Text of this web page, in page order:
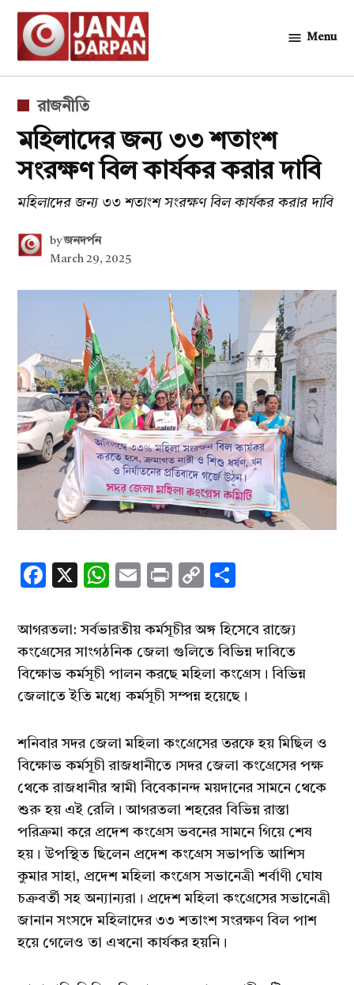
Skip
content
Menu
POSTED
IN
রাজনীতি
মহিলাদের জন্য ৩৩ শতাংশ
সংরক্ষণ বিল কার্যকর করার দাবি
মহিলাদের জন্য ৩৩ শতাংশ সংরক্ষণ বিল কার্যকর করার দাবি
by জনদর্পন
March 29, 2025
Facebook
X WhatsApp
EmailPrintCopy
আগরতলা: সর্বভারতীয় কর্মসূচীর অঙ্গ হিসেবে রাজ্যে
কংগ্রেসের সাংগঠনিক জেলা গুলিতে বিভিন্ন দাবিতে
বিক্ষোভ কর্মসূচী পালন করছে মহিলা কংগ্রেস। বিভিন্ন
জেলাতে ইতি মধ্যে কর্মসূচী সম্পন্ন হয়েছে।
শনিবার সদর জেলা মহিলা কংগ্রেসের তরফে হয় মিছিল ও
বিক্ষোভ কর্মসূচী রাজধানীতে।সদর জেলা কংগ্রেসের পক্ষ
থেকে রাজধানীর স্বামী বিবেকানন্দ ময়দানের সামনে থেকে
শুরু হয় এই রেলি। আগরতলা শহরের বিভিন্ন রাস্তা
পরিক্রমা করে প্রদেশ কংগ্রেস ভবনের সামনে গিয়ে শেষ
হয়। উপস্থিত ছিলেন প্রদেশ কংগ্রেস সভাপতি আশিস
কুমার সাহা, প্রদেশ মহিলা কংগ্রেস সভানেত্রী শর্বাণী ঘোষ
চক্রবর্তী সহ অন্যান্যরা। প্রদেশ মহিলা কংগ্রেসের সভানেত্রী
জানান সংসদে মহিলাদের ৩৩ শতাংশ সংরক্ষণ বিল পাশ
হয়ে গেলেও তা এখনো কার্যকর হয়নি।